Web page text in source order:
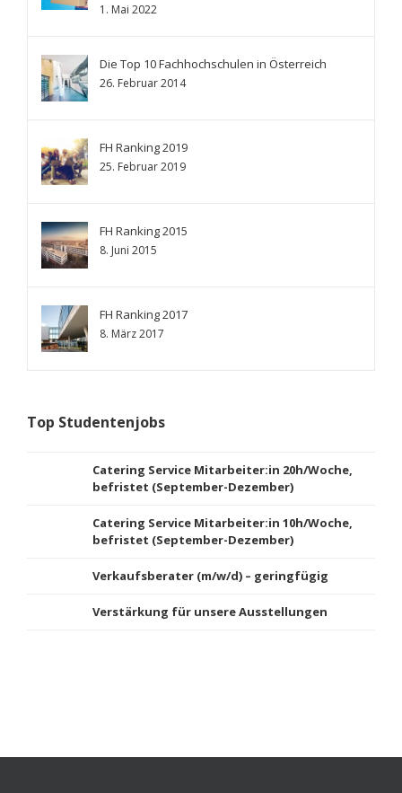
1. Mai 2022
Die Top 10 Fachhochschulen in Österreich
26. Februar 2014
FH Ranking 2019
25. Februar 2019
FH Ranking 2015
8. Juni 2015
FH Ranking 2017
8. März 2017
Top Studentenjobs
Catering Service Mitarbeiter:in 20h/Woche,
befristet (September-Dezember)
Catering Service Mitarbeiter:in 10h/Woche,
befristet (September-Dezember)
Verkaufsberater (m/w/d) – geringfügig
Verstärkung für unsere Ausstellungen